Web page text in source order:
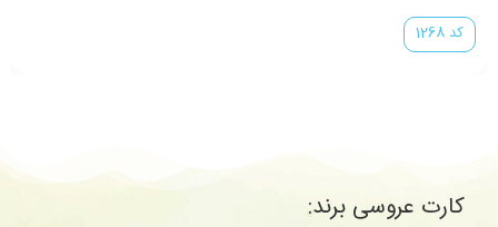
کد 1268
کارت عروسی برند: